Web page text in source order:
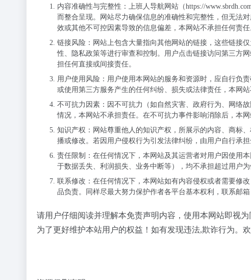
内容准确性与完整性 ：上班人导航网站（https://
而整合呈现。网站尽力确保信息的准确性和完整性，但无法
效或其他不可控因素导致的信息偏差，本网站不承担任何责任
链接风险 ：网站上包含大量指向其他网站的链接，这些链接
性、隐私政策等进行审查和控制。用户点击链接访问第三方
担任何直接或间接责任。
用户使用风险 ：用户使用本网站的服务和资源时，应自行负
或使用第三方服务产生的任何纠纷、损失或法律责任，本网站
不可抗力因素 ：因不可抗力（如自然灾害、政府行为、网络
情况，本网站不承担责任。在不可抗力事件影响消除后，本网
知识产权 ：网站尊重他人的知识产权，所展示的内容、商标
播或修改。若因用户侵权行为引发法律纠纷，由用户自行承担
责任限制 ：在任何情况下，本网站及其运营者对用户因使用
于数据丢失、利润损失、业务中断等），均不承担超过用户
联系修改 ：在任何情况下，本网站如有内容侵权或者需要修
品负责。同样尽最大努力保护作者各平台基本权利，联系邮箱
请用户仔细阅读并理解本免责声明内容，使用本网站即视
为了更好维护本站用户的权益！如有发现违法,欺诈行为。